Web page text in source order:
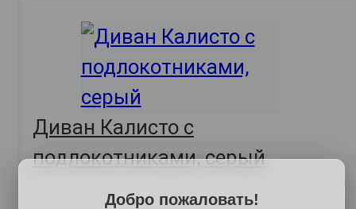
Диван Калисто с
подлокотниками, серый
Добро пожаловать!